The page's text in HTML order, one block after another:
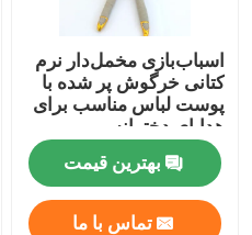
صندلی نشستن نوزاد
مبل حیوانات شکم پر
اسباب بازی های نرم آموزشی
اسباب‌بازی مخمل‌دار نرم
کتانی خرگوش پر شده با
پوست لباس مناسب برای
هدایای دخترانه
بهترین قیمت
تماس با ما